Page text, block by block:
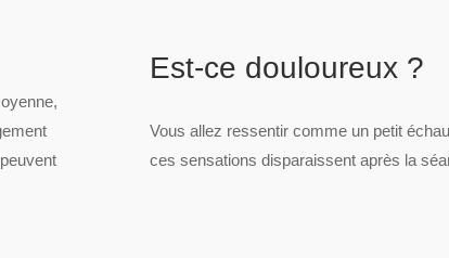
Est-ce douloureux ?
Vous allez ressentir comme un petit
ces sensations disparaissent après la